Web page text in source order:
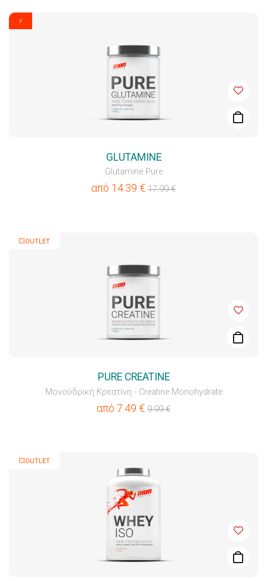
⚡
GLUTAMINE
Glutamine Pure
από 14.39 € 17.99€
💥OUTLET
PURE CREATINE
Μονοϋδρική Κρεατίνη - Creatine Monohydrate
από 7.49 € 9.99€
💥OUTLET